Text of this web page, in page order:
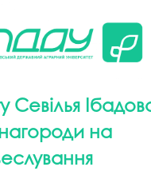
Севілья
на